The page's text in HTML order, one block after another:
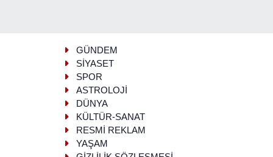
GÜNDEM
SİYASET
SPOR
ASTROLOJİ
DÜNYA
KÜLTÜR-SANAT
RESMİ REKLAM
YAŞAM